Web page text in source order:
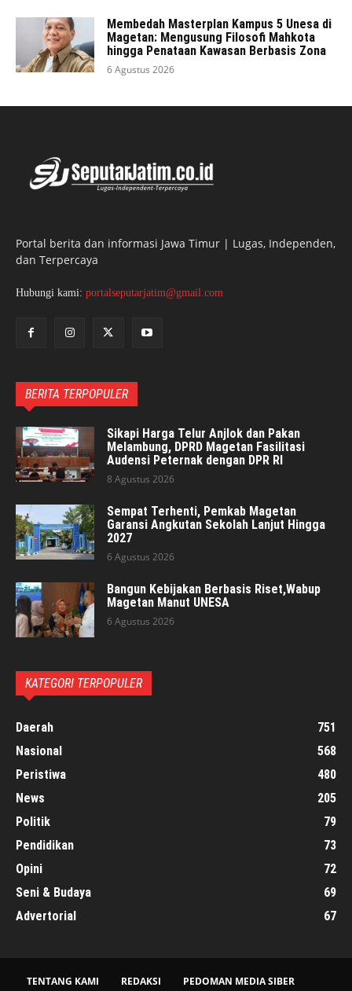
Membedah Masterplan Kampus 5 Unesa di
Magetan: Mengusung Filosofi Mahkota
hingga Penataan Kawasan Berbasis Zona
6 Agustus 2026
Portal berita dan informasi Jawa Timur | Lugas, Independen,
dan Terpercaya
Hubungi kami: portalseputarjatim@gmail.com
BERITA TERPOPULER
Sikapi Harga Telur Anjlok dan Pakan
Melambung, DPRD Magetan Fasilitasi
Audensi Peternak dengan DPR RI
8 Agustus 2026
Sempat Terhenti, Pemkab Magetan
Garansi Angkutan Sekolah Lanjut Hingga
2027
6 Agustus 2026
Bangun Kebijakan Berbasis Riset,Wabup
Magetan Manut UNESA
6 Agustus 2026
KATEGORI TERPOPULER
Daerah
751
Nasional
568
Peristiwa
480
News
205
Politik
79
Pendidikan
73
Opini
72
Seni & Budaya
69
Advertorial
67
TENTANG KAMI REDAKSI PEDOMAN MEDIA SIBER